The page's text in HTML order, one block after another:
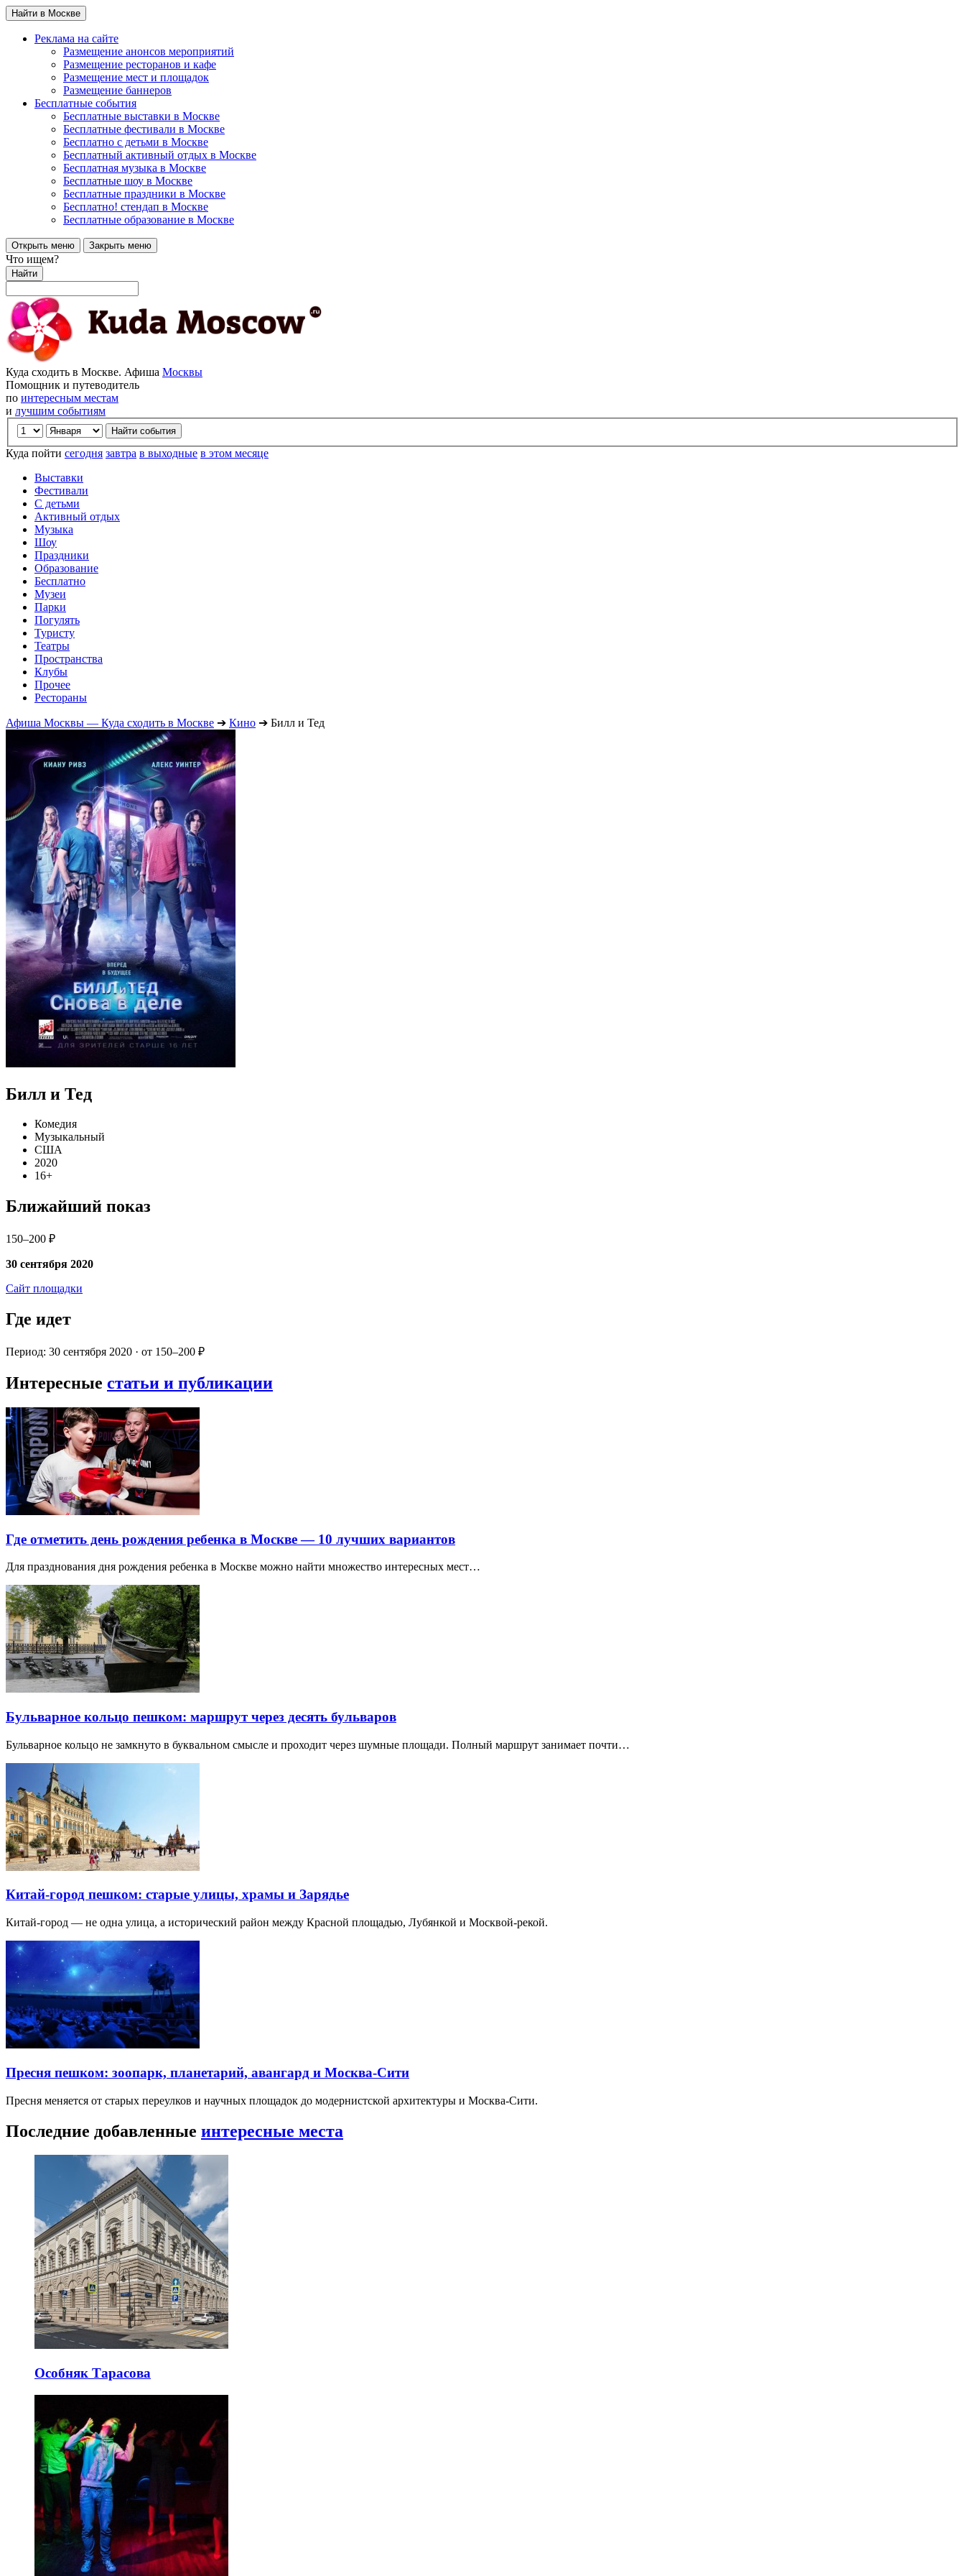
Найти в Москве
Реклама на сайте
Размещение анонсов мероприятий
Размещение ресторанов и кафе
Размещение мест и площадок
Размещение баннеров
Бесплатные события
Бесплатные выставки в Москве
Бесплатные фестивали в Москве
Бесплатно с детьми в Москве
Бесплатный активный отдых в Москве
Бесплатная музыка в Москве
Бесплатные шоу в Москве
Бесплатные праздники в Москве
Бесплатно! стендап в Москве
Бесплатные образование в Москве
Открыть меню Закрыть меню
Что ищем?
Найти
Куда сходить в Москве. Афиша Москвы
Помощник и путеводитель
по интересным местам
и лучшим событиям
Куда пойти сегодня завтра в выходные в этом месяце
Выставки
Фестивали
С детьми
Активный отдых
Музыка
Шоу
Праздники
Образование
Бесплатно
Музеи
Парки
Погулять
Туристу
Театры
Пространства
Клубы
Прочее
Рестораны
Афиша Москвы — Куда сходить в Москве ➔ Кино ➔ Билл и Тед
Билл и Тед
Комедия
Музыкальный
США
2020
16+
Ближайший показ
150–200 ₽
30 сентября 2020
Сайт площадки
Где идет
Период: 30 сентября 2020 · от 150–200 ₽
Интересные статьи и публикации
Где отметить день рождения ребенка в Москве — 10 лучших вариантов
Для празднования дня рождения ребенка в Москве можно найти множество интересных мест…
Бульварное кольцо пешком: маршрут через десять бульваров
Бульварное кольцо не замкнуто в буквальном смысле и проходит через шумные площади. Полный маршрут занимает почти…
Китай-город пешком: старые улицы, храмы и Зарядье
Китай-город — не одна улица, а исторический район между Красной площадью, Лубянкой и Москвой-рекой.
Пресня пешком: зоопарк, планетарий, авангард и Москва-Сити
Пресня меняется от старых переулков и научных площадок до модернистской архитектуры и Москва-Сити.
Последние добавленные интересные места
Особняк Тарасова